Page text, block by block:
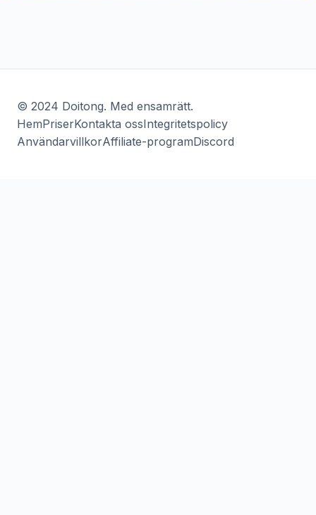
© 2024 Doitong. Med ensamrätt.
HemPriserKontakta ossIntegritetspolicy
AnvändarvillkorAffiliate-programDiscord